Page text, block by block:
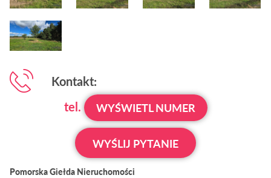
Kontakt:
tel.
WYŚWIETL NUMER
WYŚLIJ PYTANIE
Pomorska Giełda Nieruchomości